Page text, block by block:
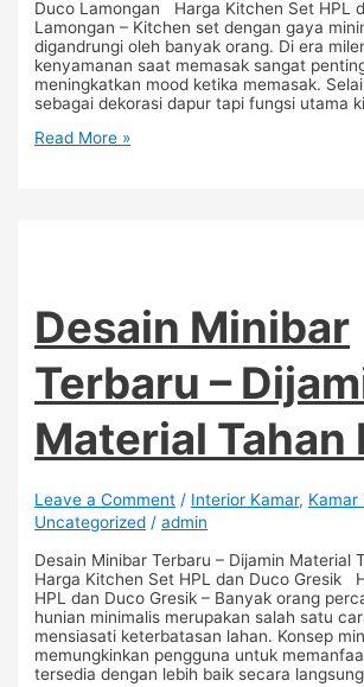
Duco Lamongan Harga Kitchen Set HPL
Lamongan – Kitchen set dengan gaya
digandrungi oleh banyak orang. Di era
kenyamanan saat memasak sangat
meningkatkan mood ketika memasak.
sebagai dekorasi dapur tapi fungsi utama
Read More »
Desain Minibar
Terbaru –
Material Tahan
Leave a Comment / Interior Kamar, Kamar
Uncategorized /admin
Desain Minibar Terbaru – Dijamin Material
Harga Kitchen Set HPL dan Duco Gresik
HPL dan Duco Gresik – Banyak orang
hunian minimalis merupakan salah satu
mensiasati keterbatasan lahan. Konsep
memungkinkan pengguna untuk
tersedia dengan lebih baik secara